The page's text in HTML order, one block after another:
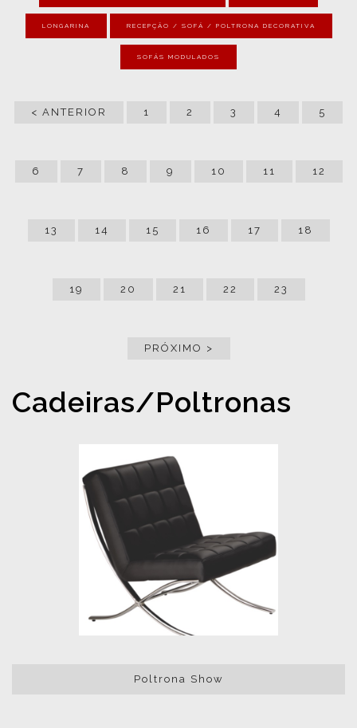
LONGARINA RECEPÇÃO / SOFÁ / POLTRONA DECORATIVA
SOFÁS MODULADOS
< ANTERIOR 1 2 3 4 5
6 7 8 9 10 11 12
13 14 15 16 17 18
19 20 21 22 23
PRÓXIMO >
Cadeiras/Poltronas
Poltrona Show